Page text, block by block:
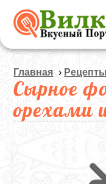
Главная › Рецепты
Сырное
орехами